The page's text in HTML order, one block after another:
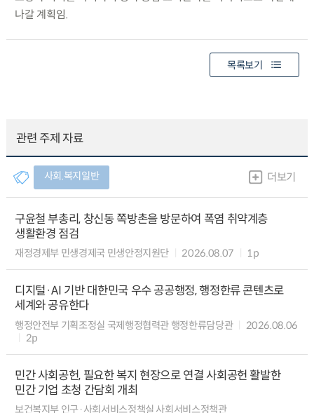
나갈 계획임.
목록보기
관련 주제 자료
사회.복지일반 더보기
구윤철 부총리, 창신동 쪽방촌을 방문하여 폭염 취약계층
생활환경 점검
재정경제부 민생경제국 민생안정지원단 2026.08.07 1p
디지털·AI 기반 대한민국 우수 공공행정, 행정한류 콘텐츠로
세계와 공유한다
행정안전부 기획조정실 국제행정협력관 행정한류담당관
2026.08.06
2p
민간 사회공헌, 필요한 복지 현장으로 연결 사회공헌 활발한
민간 기업 초청 간담회 개최
보건복지부 인구·사회서비스정책실 사회서비스정책관